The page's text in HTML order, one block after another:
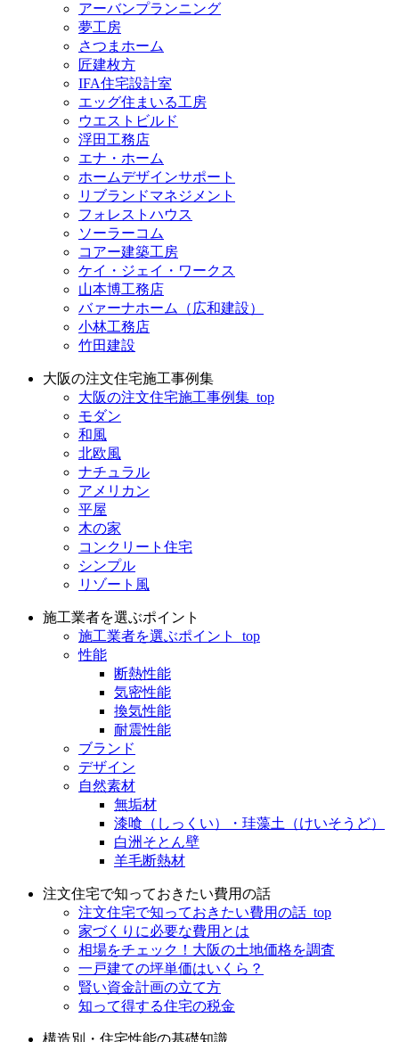
アーバンプランニング
夢工房
さつまホーム
匠建枚方
IFA住宅設計室
エッグ住まいる工房
ウエストビルド
浮田工務店
エナ・ホーム
ホームデザインサポート
リブランドマネジメント
フォレストハウス
ソーラーコム
コアー建築工房
ケイ・ジェイ・ワークス
山本博工務店
バァーナホーム（広和建設）
小林工務店
竹田建設
大阪の注文住宅施工事例集
大阪の注文住宅施工事例集_top
モダン
和風
北欧風
ナチュラル
アメリカン
平屋
木の家
コンクリート住宅
シンプル
リゾート風
施工業者を選ぶポイント
施工業者を選ぶポイント_top
性能
断熱性能
気密性能
換気性能
耐震性能
ブランド
デザイン
自然素材
無垢材
漆喰（しっくい）・珪藻土（けいそうど）
白洲そとん壁
羊毛断熱材
注文住宅で知っておきたい費用の話
注文住宅で知っておきたい費用の話_top
家づくりに必要な費用とは
相場をチェック！大阪の土地価格を調査
一戸建ての坪単価はいくら？
賢い資金計画の立て方
知って得する住宅の税金
構造別・住宅性能の基礎知識